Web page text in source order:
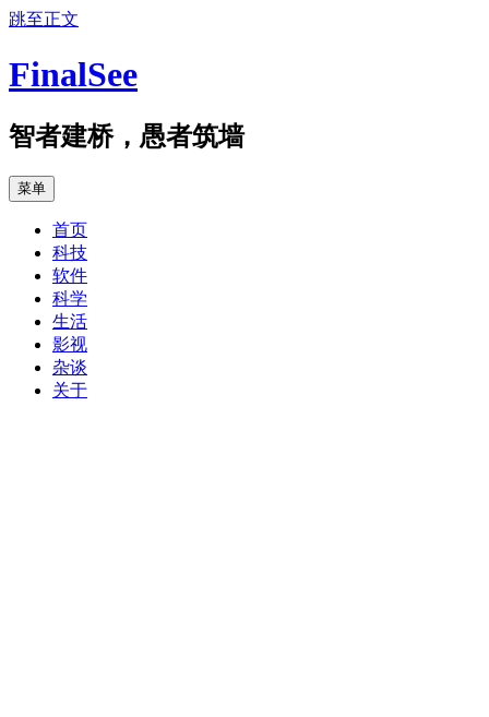
跳至正文
FinalSee
智者建桥，愚者筑墙
菜单
首页
科技
软件
科学
生活
影视
杂谈
关于